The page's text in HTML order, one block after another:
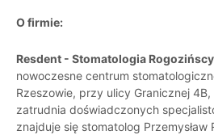
O firmie:
Resdent - Stomatologia Rogozińscy
nowoczesne centrum
Rzeszowie, przy ulicy Granicznej
zatrudnia doświadczonych
znajduje się stomatolog Przemysław